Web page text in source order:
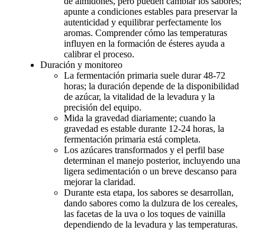
apunte a condiciones estables para preservar la
autenticidad y equilibrar perfectamente los
aromas. Comprender cómo las temperaturas
influyen en la formación de ésteres ayuda a
calibrar el proceso.
Duración y monitoreo
La fermentación primaria suele durar 48-72
horas; la duración depende de la disponibilidad
de azúcar, la vitalidad de la levadura y la
precisión del equipo.
Mida la gravedad diariamente; cuando la
gravedad es estable durante 12-24 horas, la
fermentación primaria está completa.
Los azúcares transformados y el perfil base
determinan el manejo posterior, incluyendo una
ligera sedimentación o un breve descanso para
mejorar la claridad.
Durante esta etapa, los sabores se desarrollan,
dando sabores como la dulzura de los cereales,
las facetas de la uva o los toques de vainilla
dependiendo de la levadura y las temperaturas.